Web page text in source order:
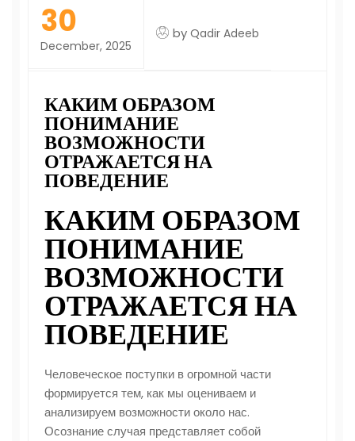
30
December, 2025
by Qadir Adeeb
КАКИМ ОБРАЗОМ
ПОНИМАНИЕ
ВОЗМОЖНОСТИ
ОТРАЖАЕТСЯ НА
ПОВЕДЕНИЕ
КАКИМ ОБРАЗОМ
ПОНИМАНИЕ
ВОЗМОЖНОСТИ
ОТРАЖАЕТСЯ НА
ПОВЕДЕНИЕ
Человеческое поступки в огромной части
формируется тем, как мы оцениваем и
анализируем возможности около нас.
Осознание случая представляет собой